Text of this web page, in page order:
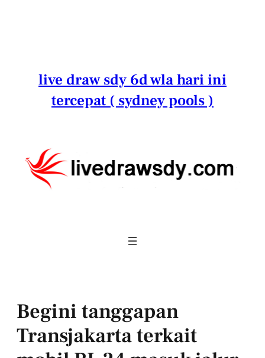
live draw sdy 6d wla hari ini
tercepat ( sydney pools )
Begini tanggapan
Transjakarta terkait